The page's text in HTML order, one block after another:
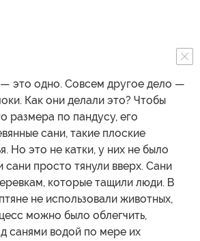
это одно. Совсем другое дело —
Как они делали это? Чтобы
размера по пандусу, его
сани, такие плоские
Но это не катки, у них не было
сани просто тянули вверх. Сани
которые тащили люди. В
не использовали животных,
можно было облегчить,
санями водой по мере их